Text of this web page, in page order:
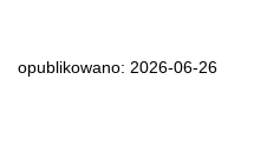
opublikowano: 2026-06-26